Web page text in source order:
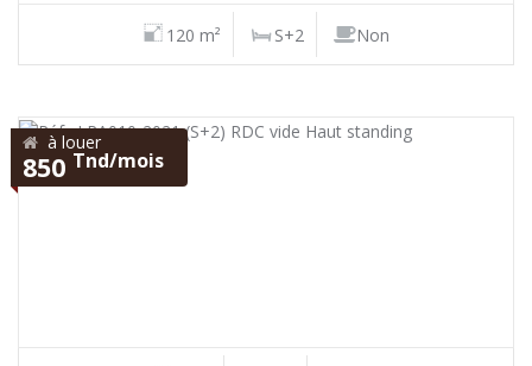
120 m² S+2 Non
à louer
850 Tnd/mois